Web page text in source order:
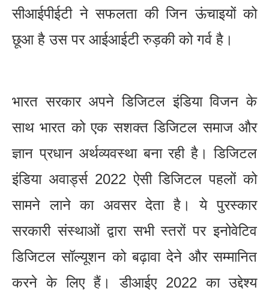
सीआईपीईटी ने सफलता की जिन ऊंचाइयों को
छूआ है उस पर आईआईटी रुड़की को गर्व है।
भारत सरकार अपने डिजिटल इंडिया विजन के
साथ भारत को एक सशक्त डिजिटल समाज और
ज्ञान प्रधान अर्थव्यवस्था बना रही है। डिजिटल
इंडिया अवार्ड्स 2022 ऐसी डिजिटल पहलों को
सामने लाने का अवसर देता है। ये पुरस्कार
सरकारी संस्थाओं द्वारा सभी स्तरों पर इनोवेटिव
डिजिटल सॉल्यूशन को बढ़ावा देने और सम्मानित
करने के लिए हैं। डीआईए 2022 का उद्देश्य